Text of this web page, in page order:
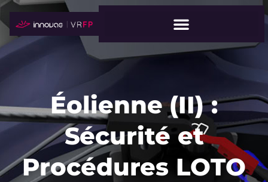
Éolienne (II) :
Sécurité et
Procédures LOTO